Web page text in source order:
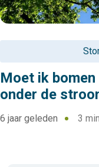
Moet ik
onder de
6 jaar geleden 3